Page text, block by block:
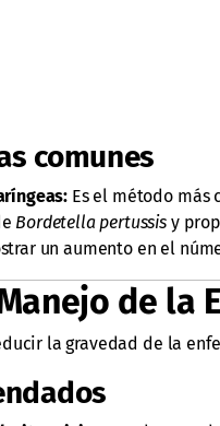
comunes
Es el método
Bordetella pertussis y
un aumento en el
de la
la gravedad de la